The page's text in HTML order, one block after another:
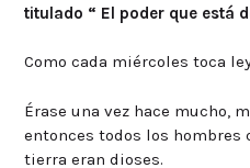
titulado “ El poder que está
Como cada miércoles toca
Érase una vez hace mucho,
entonces todos los hombres
tierra eran dioses.